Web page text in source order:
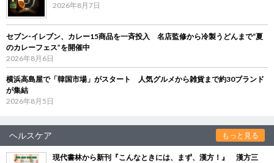
2026年8月7日
セブン‐イレブン、カレー15商品を一斉投入 名店監修から冷製うどんまで“夏
のカレーフェス”を開催中
2026年8月6日
横浜高島屋で「韓国市場」がスタート 人気グルメから雑貨まで約30ブランド
が集結
2026年8月5日
ヘルスケア もっと見る
現代書林から新刊『こんなときには、まず、漢方！』 漢方三